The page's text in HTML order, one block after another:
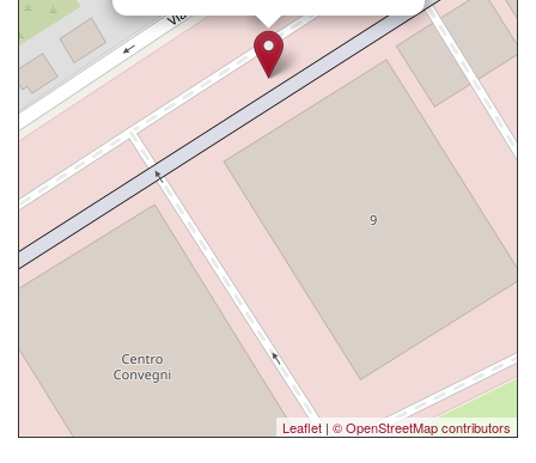
Leaflet | © OpenStreetMap contributors